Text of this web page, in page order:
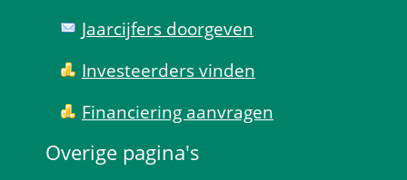
Jaarcijfers doorgeven
Investeerders vinden
Financiering aanvragen
Overige pagina's